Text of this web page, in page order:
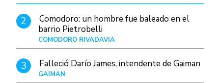
2
Comodoro: un hombre fue baleado en el
barrio Pietrobelli
COMODORO RIVADAVIA
3 Falleció Darío James, intendente de Gaiman
GAIMAN